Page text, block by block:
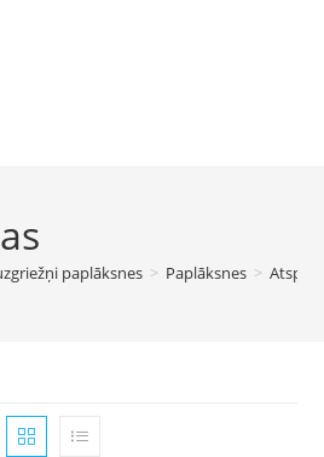
paplāksnes > Paplāksnes >